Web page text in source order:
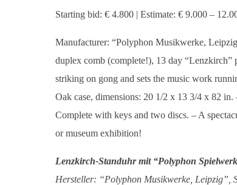
Starting bid: € 4.800 | Estimate: € 9.000 –
Manufacturer: “Polyphon Musikwerke,
duplex comb (complete!), 13 day “Lenzkirch”
striking on gong and sets the music work
Oak case, dimensions: 20 1/2 x 13 3/4 x 82
Complete with keys and two discs. – A
or museum exhibition!
Lenzkirch-Standuhr mit “Polyphon
Hersteller: “Polyphon Musikwerke, Leipzig”,